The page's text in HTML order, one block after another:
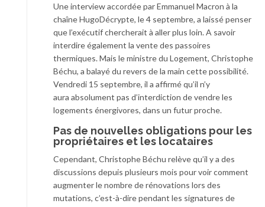
Une interview accordée par Emmanuel Macron à la
chaîne HugoDécrypte, le 4 septembre, a laissé penser
que l’exécutif chercherait à aller plus loin. A savoir
interdire également la vente des passoires
thermiques. Mais le ministre du Logement, Christophe
Béchu, a balayé du revers de la main cette possibilité.
Vendredi 15 septembre, il a affirmé qu’il n’y
aura absolument pas d’interdiction de vendre les
logements énergivores, dans un futur proche.
Pas de nouvelles obligations pour les
propriétaires et les locataires
Cependant, Christophe Béchu relève qu’il y a des
discussions depuis plusieurs mois pour voir comment
augmenter le nombre de rénovations lors des
mutations, c’est-à-dire pendant les signatures de